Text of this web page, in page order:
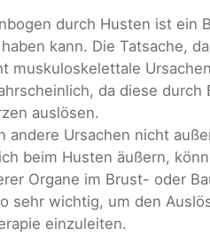
durch Husten ist ein
kann. Die Tatsache,
muskuloskelettale
da diese
auslösen.
Ursachen nicht
beim Husten äußern,
Organe im Brust- oder
sehr wichtig, um den
einzuleiten.